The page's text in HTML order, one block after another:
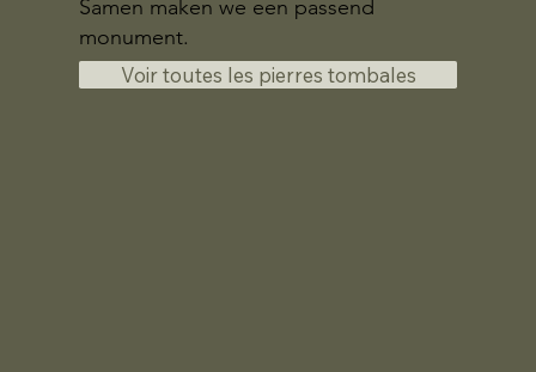
Samen maken we een passend
monument.
Voir toutes les pierres tombales